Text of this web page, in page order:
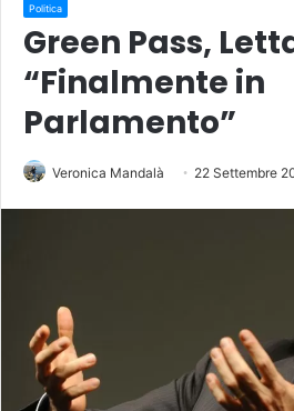
Politica
Green Pass,
“Finalmente in
Parlamento”
Veronica Mandalà 22 Settembre